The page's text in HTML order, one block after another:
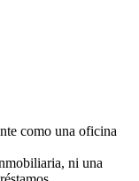
como una oficina
ni una